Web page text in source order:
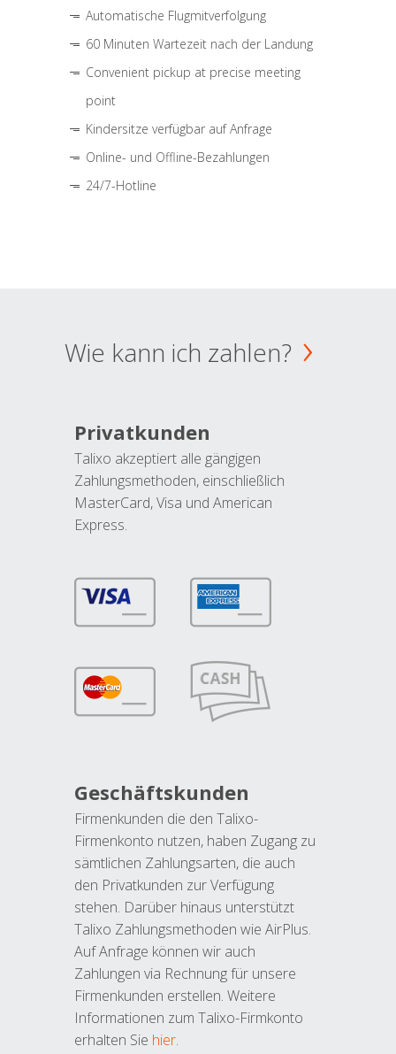
Automatische Flugmitverfolgung
60 Minuten Wartezeit nach der Landung
Convenient pickup at precise meeting
point
Kindersitze verfügbar auf Anfrage
Online- und Offline-Bezahlungen
24/7-Hotline
Wie kann ich zahlen?
Privatkunden
Talixo akzeptiert alle gängigen
Zahlungsmethoden, einschließlich
MasterCard, Visa und American
Express.
Geschäftskunden
Firmenkunden die den Talixo-
Firmenkonto nutzen, haben Zugang zu
sämtlichen Zahlungsarten, die auch
den Privatkunden zur Verfügung
stehen. Darüber hinaus unterstützt
Talixo Zahlungsmethoden wie AirPlus.
Auf Anfrage können wir auch
Zahlungen via Rechnung für unsere
Firmenkunden erstellen. Weitere
Informationen zum Talixo-Firmkonto
erhalten Sie hier.